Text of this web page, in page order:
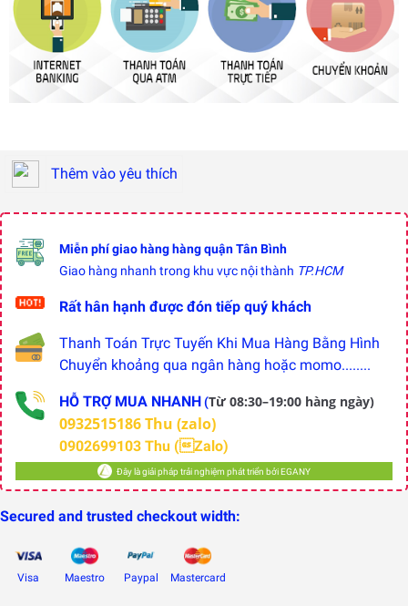
Thêm vào yêu thích
Miễn phí giao hàng hàng quận Tân Bình
Giao hàng nhanh trong khu vực nội thành TP.HCM
Rất hân hạnh được đón tiếp quý khách
Thanh Toán Trực Tuyến Khi Mua Hàng Bằng Hình
Chuyển khoảng qua ngân hàng hoặc momo........
HỖ TRỢ MUA NHANH(Từ 08:30–19:00 hàng ngày)
0932515186 Thu (zalo)
0902699103 Thu (Zalo)
Đây là giải pháp trải nghiệm phát triển bởi EGANY
Secured and trusted checkout width:
Visa Maestro Paypal Mastercard